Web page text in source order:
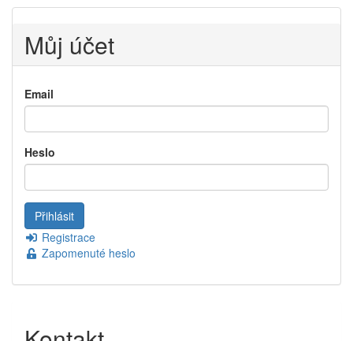
Můj účet
Email
Heslo
Registrace
Zapomenuté heslo